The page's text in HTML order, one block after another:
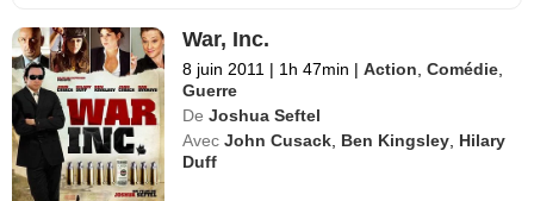
War, Inc.
8 juin 2011 | 1h 47min | Action ,Comédie
Guerre
De Joshua Seftel
Avec John Cusack Ben Kingsley Hilary
Duff